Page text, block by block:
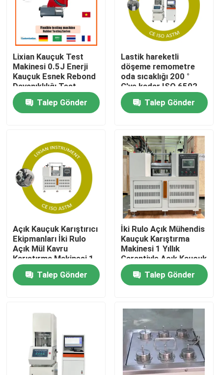
Ev
VR Gösterisi
Hakkımızda
Fabrika turu
Kalite kontrol
Bize Ulaşın
vakalar
Laboratuvar Test Cihazları
Lixian Kauçuk Test
Makinesi 0.5J Enerji
Kauçuk Esnek Rebond
Dayanıklılığı Test
Ekipmanı
Talep Gönder
Lastik hareketli
döşeme remometre
oda sıcaklığı 200 °
C'ye kadar ISO 6502
Basınç 0.5 Mpa-0.65
Mpa
Talep Gönder
Açık Kauçuk Karıştırıcı
Ekipmanları İki Rulo
Açık Mül Kavru
Karıştırma Makinesi 1
Yıllık Garantiyle
Kauçuk Karıştırma
Kapasitesi 0.3 ila 2 kg
Talep Gönder
İki Rulo Açık Mühendis
Kauçuk Karıştırma
Makinesi 1 Yıllık
Garantiyle Açık Kauçuk
Karıştırıcı Ekipmanı
Kauçuk Karıştırma
Kapasitesi 0.3 ila 2 kg
Talep Gönder